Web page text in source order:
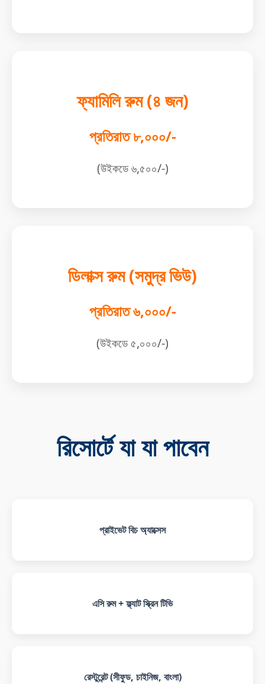
ফ্যামিলি রুম (৪ জন)
প্রতিরাত ৮,০০০/-
(উইকডে ৬,৫০০/-)
ডিলাক্স রুম (সমুদ্র ভিউ)
প্রতিরাত ৬,০০০/-
(উইকডে ৫,০০০/-)
রিসোর্টে যা যা পাবেন
প্রাইভেট বিচ অ্যাক্সেস
এসি রুম + ফ্ল্যাট স্ক্রিন টিভি
রেস্টুরেন্ট (সীফুড, চাইনিজ, বাংলা)